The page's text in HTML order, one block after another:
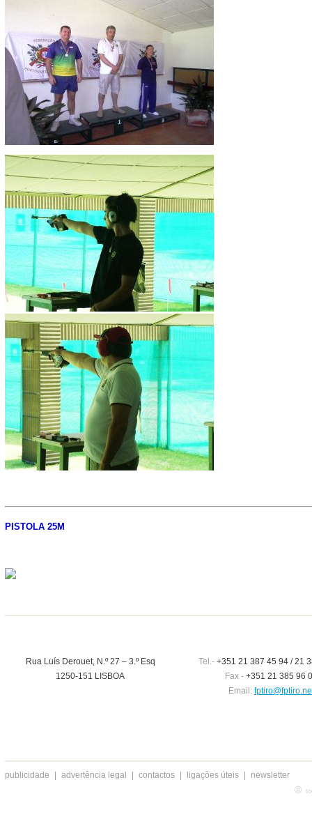
PISTOLA 25M
Rua Luís Derouet, N.º 27 – 3.º Esq
1250-151 LISBOA
Tel.-+351 21 387 45 94 / 21
Fax - +351 21 385 96
Email:
publicidade advertência legal contactos ligações úteis newsletter
®